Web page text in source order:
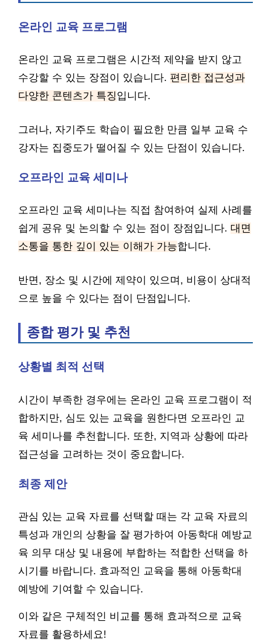
온라인 교육 프로그램
온라인 교육 프로그램은 시간적 제약을 받지 않고
수강할 수 있는 장점이 있습니다. 편리한 접근성과
다양한 콘텐츠가 특징입니다.
그러나, 자기주도 학습이 필요한 만큼 일부 교육 수
강자는 집중도가 떨어질 수 있는 단점이 있습니다.
오프라인 교육 세미나
오프라인 교육 세미나는 직접 참여하여 실제 사례를
쉽게 공유 및 논의할 수 있는 점이 장점입니다. 대면
소통을 통한 깊이 있는 이해가 가능합니다.
반면, 장소 및 시간에 제약이 있으며, 비용이 상대적
으로 높을 수 있다는 점이 단점입니다.
종합 평가 및 추천
상황별 최적 선택
시간이 부족한 경우에는 온라인 교육 프로그램이 적
합하지만, 심도 있는 교육을 원한다면 오프라인 교
육 세미나를 추천합니다. 또한, 지역과 상황에 따라
접근성을 고려하는 것이 중요합니다.
최종 제안
관심 있는 교육 자료를 선택할 때는 각 교육 자료의
특성과 개인의 상황을 잘 평가하여 아동학대 예방교
육 의무 대상 및 내용에 부합하는 적합한 선택을 하
시기를 바랍니다. 효과적인 교육을 통해 아동학대
예방에 기여할 수 있습니다.
이와 같은 구체적인 비교를 통해 효과적으로 교육
자료를 활용하세요!